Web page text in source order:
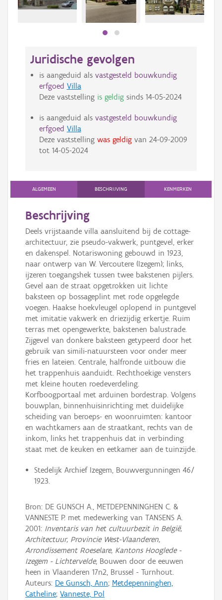
Juridische gevolgen
is aangeduid als vastgesteld bouwkundig
erfgoed Villa
Deze vaststelling is geldigsinds 14-05-2024
is aangeduid als vastgesteld bouwkundig
erfgoed Villa
Deze vaststelling was geldigvan 24-09-2009
tot 14-05-2024
ALGEMEEN BESCHRIJVING KENMERKEN
Beschrijving
Deels vrijstaande villa aansluitend bij de cottage-
architectuur, zie pseudo-vakwerk, puntgevel, erker
en dakenspel. Notariswoning gebouwd in 1923,
naar ontwerp van W. Vercoutere (Izegem); links,
ijzeren toegangshek tussen twee bakstenen pijlers.
Gevel aan de straat opgetrokken uit lichte
baksteen op bossageplint met rode opgelegde
voegen. Haakse hoekvleugel oplopend in puntgevel
met imitatie vakwerk en driezijdig erkertje. Ruim
terras met opengewerkte, bakstenen balustrade.
Zijgevel van donkere baksteen getypeerd door het
gebruik van simili-natuursteen voor onder meer
fries en lateien. Centrale, halfronde uitbouw die
het trappenhuis aanduidt. Rechthoekige vensters
met kleine houten roedeverdeling.
Korfboogportaal met arduinen bordestrap. Volgens
bouwplan, binnenhuisinrichting met duidelijke
scheiding van beroeps- en woonruimten: kantoor
en wachtkamers aan de straatkant, rechts van de
inkom, links het trappenhuis dat in verbinding
staat met de keuken en eetkamer aan de tuinzijde.
Stedelijk Archief Izegem, Bouwvergunningen 46/
1923.
Bron: DE GUNSCH A., METDEPENNINGHEN C. &
VANNESTE P. met medewerking van TANSENS A.
2001: Inventaris van het cultuurbezit in België,
Architectuur, Provincie West-Vlaanderen,
Arrondissement Roeselare, Kantons Hooglede -
Izegem - Lichtervelde, Bouwen door de eeuwen
heen in Vlaanderen 17n2, Brussel - Turnhout.
Auteurs: De Gunsch, Ann; Metdepenninghen,
Catheline; Vanneste, Pol